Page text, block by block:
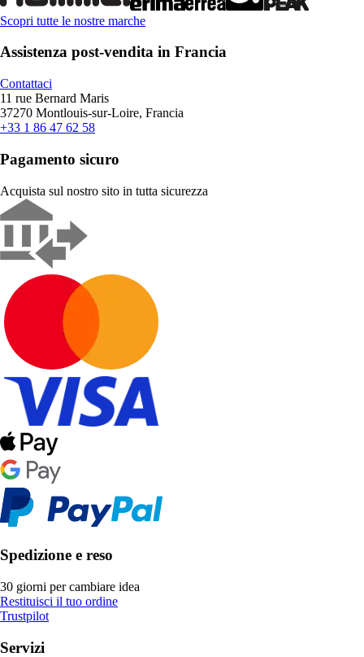
Scopri tutte le nostre marche
Assistenza post-vendita in Francia
Contattaci
11 rue Bernard Maris
37270 Montlouis-sur-Loire, Francia
+33 1 86 47 62 58
Pagamento sicuro
Acquista sul nostro sito in tutta sicurezza
Spedizione e reso
30 giorni per cambiare idea
Restituisci il tuo ordine
Trustpilot
Servizi